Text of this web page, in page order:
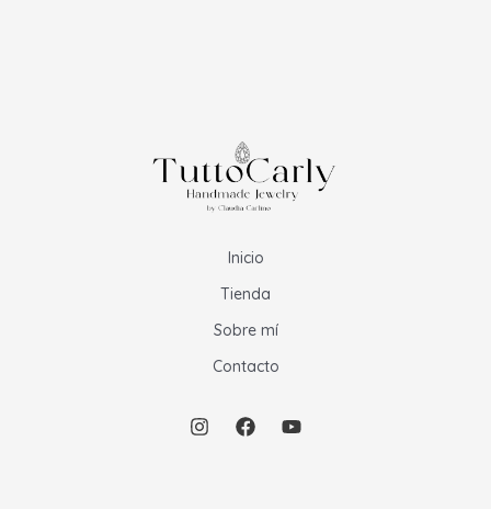
Inicio
Tienda
Sobre mí
Contacto